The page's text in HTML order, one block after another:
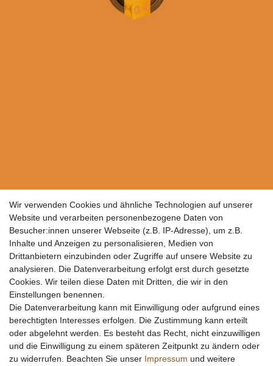
Wir verwenden Cookies und ähnliche Technologien auf unserer
Website und verarbeiten personenbezogene Daten von
Besucher:innen unserer Webseite (z.B. IP-Adresse), um z.B.
Inhalte und Anzeigen zu personalisieren, Medien von
Drittanbietern einzubinden oder Zugriffe auf unsere Website zu
analysieren. Die Datenverarbeitung erfolgt erst durch gesetzte
Cookies. Wir teilen diese Daten mit Dritten, die wir in den
Einstellungen benennen.
Die Datenverarbeitung kann mit Einwilligung oder aufgrund eines
berechtigten Interesses erfolgen. Die Zustimmung kann erteilt
oder abgelehnt werden. Es besteht das Recht, nicht einzuwilligen
und die Einwilligung zu einem späteren Zeitpunkt zu ändern oder
zu widerrufen. Beachten Sie unser Impressum und weitere